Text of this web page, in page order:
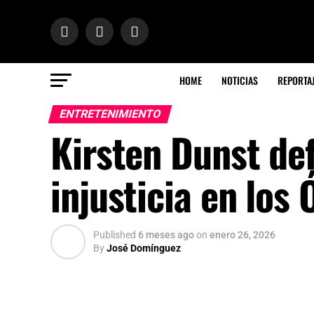
HOME NOTICIAS
ENTRETENIMIENTO
Kirsten Dunst
injusticia en los
Published 6 meses agoon enero 26, 2026
ByJosé Domínguez